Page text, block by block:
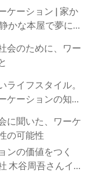
ケーション | 家か
かな本屋で夢に近
会のために、ワー
ライフスタイル。
ケーションの知ら
に聞いた、ワーケ
の可能性
ンの価値をつく
木谷周吾さんイン